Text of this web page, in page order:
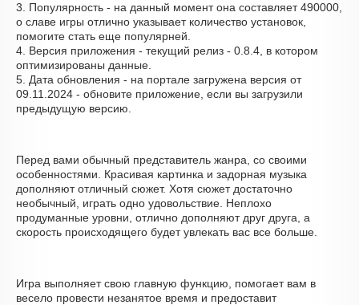
3. Популярность - на данный момент она составляет 490000,
о cлаве игры отлично указывает количество установок,
помогите стать еще популярней.
4. Версия приложения - текущий релиз - 0.8.4, в котором
оптимизированы данные.
5. Дата обновления - на портале загружена версия от
09.11.2024 - обновите приложение, если вы загрузили
предыдущую версию.
Перед вами обычный представитель жанра, со своими
особенностями. Красивая картинка и задорная музыка
дополняют отличный сюжет. Хотя сюжет достаточно
необычный, играть одно удовольствие. Неплохо
продуманные уровни, отлично дополняют друг друга, а
скорость происходящего будет увлекать вас все больше.
Игра выполняет свою главную функцию, помогает вам в
весело провести незанятое время и предоставит